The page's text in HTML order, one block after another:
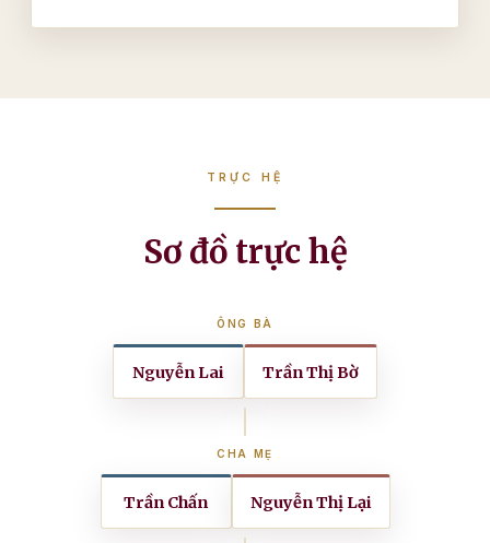
TRỰC HỆ
Sơ đồ trực hệ
ÔNG BÀ
Nguyễn Lai Trần Thị Bờ
CHA MẸ
Trần Chấn Nguyễn Thị Lại